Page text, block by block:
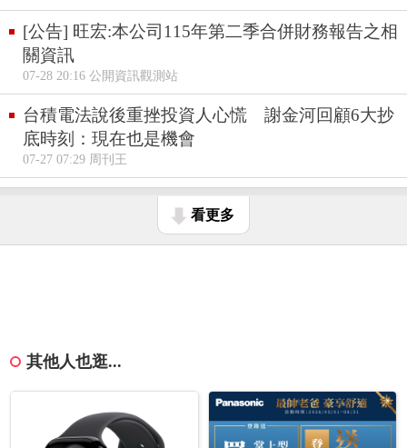
[公告] 旺宏:本公司115年第二季合併財務報告之相
關資訊
07-28 20:16 公開資訊觀測站
台積電法說後重挫投資人心慌 謝金河回顧6大抄
底時刻：現在也是機會
07-27 07:29 周刊王
看更多
其他人也逛...